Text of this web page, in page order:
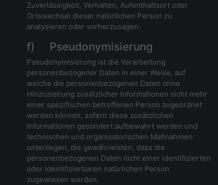
Zuverlässigkeit, Verhalten, Aufenthaltsort oder
Ortswechsel dieser natürlichen Person zu
analysieren oder vorherzusagen.
f) Pseudonymisierung
Pseudonymisierung ist die Verarbeitung
personenbezogener Daten in einer Weise, auf
welche die personenbezogenen Daten ohne
Hinzuziehung zusätzlicher Informationen nicht mehr
einer spezifischen betroffenen Person zugeordnet
werden können, sofern diese zusätzlichen
Informationen gesondert aufbewahrt werden und
technischen und organisatorischen Maßnahmen
unterliegen, die gewährleisten, dass die
personenbezogenen Daten nicht einer identifizierten
oder identifizierbaren natürlichen Person
zugewiesen werden.